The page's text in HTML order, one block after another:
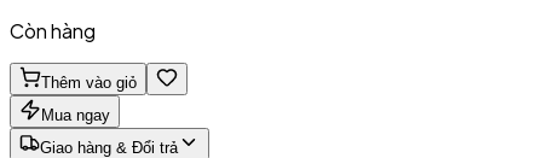
Còn hàng
Thêm vào giỏ
Mua ngay
Giao hàng & Đổi trả